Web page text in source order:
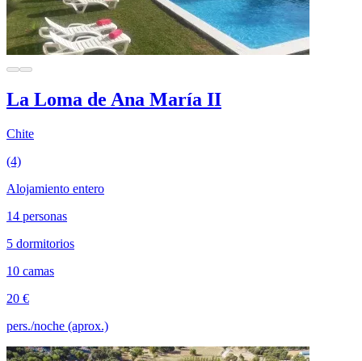
La Loma de Ana María II
Chite
(4)
Alojamiento entero
14 personas
5 dormitorios
10 camas
20 €
pers./noche (aprox.)